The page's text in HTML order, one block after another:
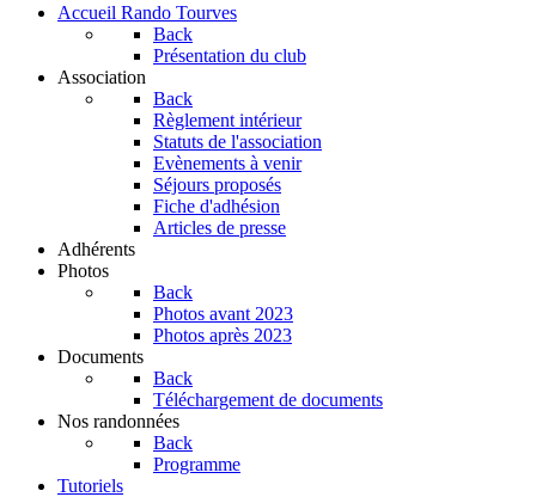
Accueil Rando Tourves
Back
Présentation du club
Association
Back
Règlement intérieur
Statuts de l'association
Evènements à venir
Séjours proposés
Fiche d'adhésion
Articles de presse
Adhérents
Photos
Back
Photos avant 2023
Photos après 2023
Documents
Back
Téléchargement de documents
Nos randonnées
Back
Programme
Tutoriels